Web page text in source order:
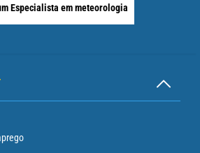
Especialista em meteorologia